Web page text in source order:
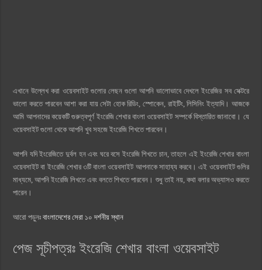
এখানে উল্লেখ করা ওয়েবসাইট গুলোর লেছন গুলাে আপনি ভালোভাবে দেখলে ইংরেজির সব সেক্টরে
ভালো করতে পারবেন আশা করা যায় সেটা হোক রিডিং, স্পোকেন, রাইটিং, লিসিনিং ইত্যাদি। আজকে
আমি আপনাদের কয়েকটি গুরুত্বপূর্ণ ইংরেজি শেখার বাংলা ওয়েবসাইট সম্পর্কে বিস্তারিত জানাবো। যে
ওয়েবসাইট গুলো থেকে আপনি খুব সহজে ইংরেজি শিখতে পারবেন।
আপনি যদি ইংরেজিতে দুর্বল হন এবং ঘরে বসে ইংরেজি শিখতে চান, তাহলে এই ইংরেজি শেখার বাংলা
ওয়েবসাইট বা ইংরেজি শেখার ৩টি বাংলা ওয়েবসাইট আপনাকে সাহায্য করবে। এই ওয়েবসাইট গুলির
মাধ্যমে, আপনি ইংরেজি লিখতে এবং বলতে শিখতে পারবেন। শুধু তাই নয়, কথা বলার অভ্যাসও করতে
পারেন।
আরো পড়ুনঃবাংলাদেশের সেরা ১০ দর্শনীয় স্থান
পেজ সূচীপত্রঃ ইংরেজি শেখার বাংলা ওয়েবসাইট